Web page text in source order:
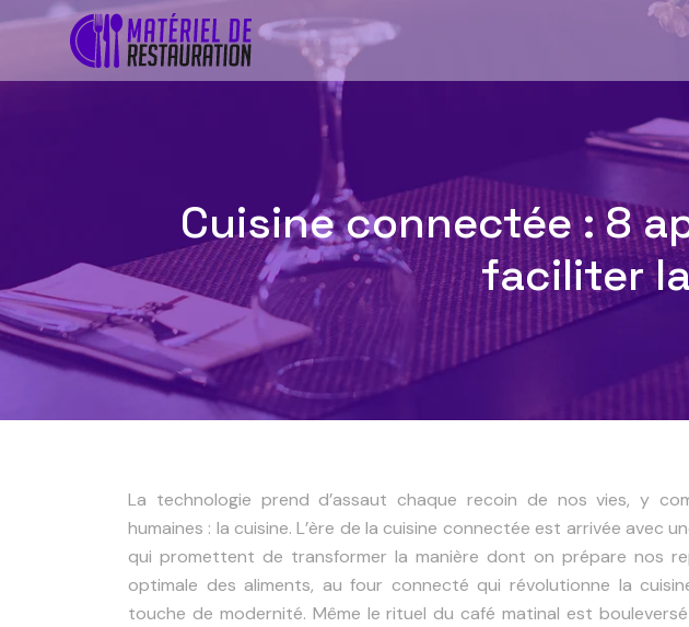
Cuisine connectée : 8
faciliter
La technologie prend d’assaut chaque recoin de nos vies, y
humaines : la cuisine. L’ère de la cuisine connectée est arrivée avec
qui promettent de transformer la manière dont on prépare nos
optimale des aliments, au four connecté qui révolutionne la
touche de modernité. Même le rituel du café matinal est